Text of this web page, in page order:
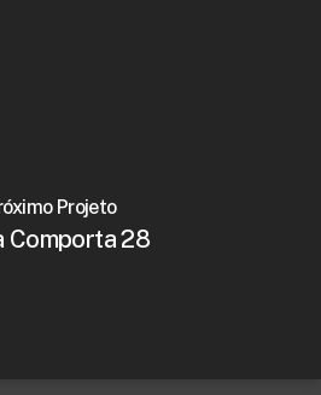
Projeto
Comporta 28